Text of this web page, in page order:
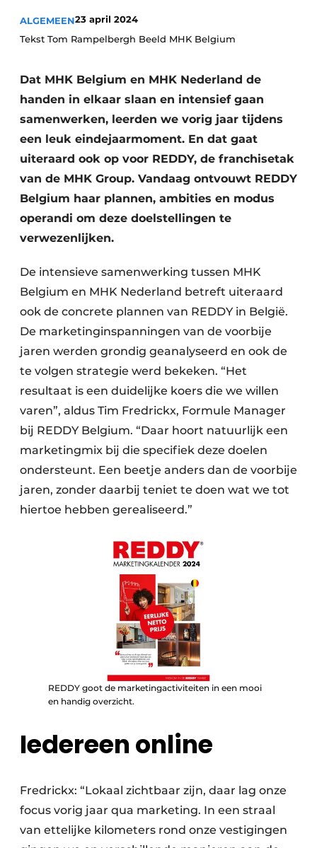
ALGEMEEN23 april 2024
Tekst Tom Rampelbergh Beeld MHK Belgium
Dat MHK Belgium en MHK Nederland de
handen in elkaar slaan en intensief gaan
samenwerken, leerden we vorig jaar tijdens
een leuk eindejaarmoment. En dat gaat
uiteraard ook op voor REDDY, de franchisetak
van de MHK Group. Vandaag ontvouwt REDDY
Belgium haar plannen, ambities en modus
operandi om deze doelstellingen te
verwezenlijken.
De intensieve samenwerking tussen MHK
Belgium en MHK Nederland betreft uiteraard
ook de concrete plannen van REDDY in België.
De marketinginspanningen van de voorbije
jaren werden grondig geanalyseerd en ook de
te volgen strategie werd bekeken. “Het
resultaat is een duidelijke koers die we willen
varen”, aldus Tim Fredrickx, Formule Manager
bij REDDY Belgium. “Daar hoort natuurlijk een
marketingmix bij die specifiek deze doelen
ondersteunt. Een beetje anders dan de voorbije
jaren, zonder daarbij teniet te doen wat we tot
hiertoe hebben gerealiseerd.”
REDDY goot de marketingactiviteiten in een mooi
en handig overzicht.
Iedereen online
Fredrickx: “Lokaal zichtbaar zijn, daar lag onze
focus vorig jaar qua marketing. In een straal
van ettelijke kilometers rond onze vestigingen